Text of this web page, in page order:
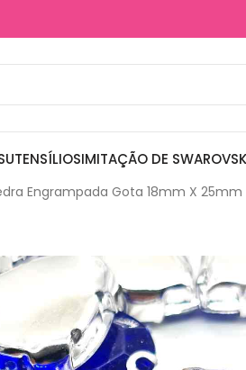
UTENSÍLIOSIMITAÇÃO DE
Engrampada Gota 18mm X